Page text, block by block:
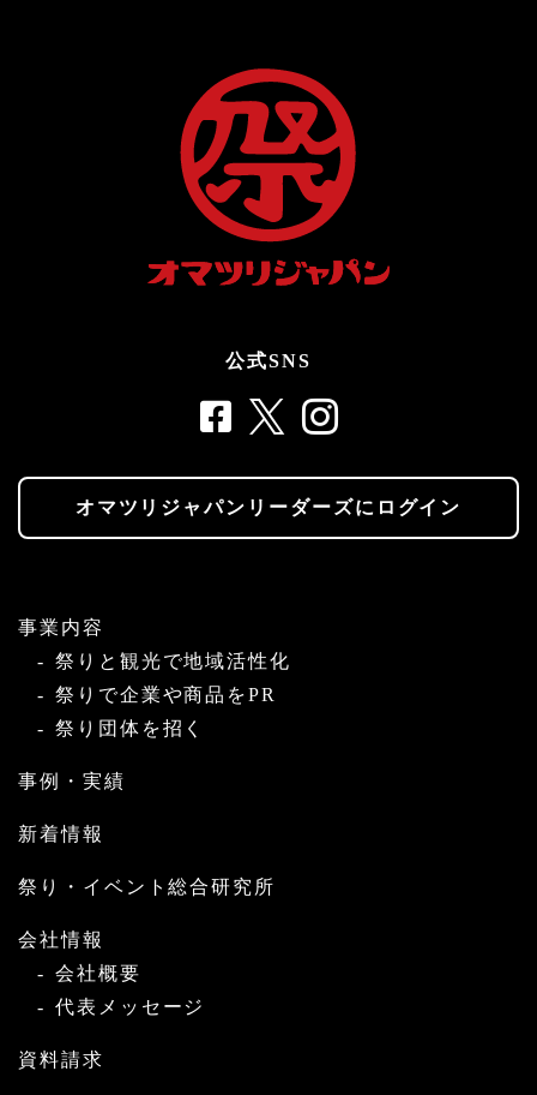
公式SNS
オマツリジャパンリーダーズにログイン
事業内容
祭りと観光で地域活性化
祭りで企業や商品をPR
祭り団体を招く
事例・実績
新着情報
祭り・イベント総合研究所
会社情報
会社概要
代表メッセージ
資料請求